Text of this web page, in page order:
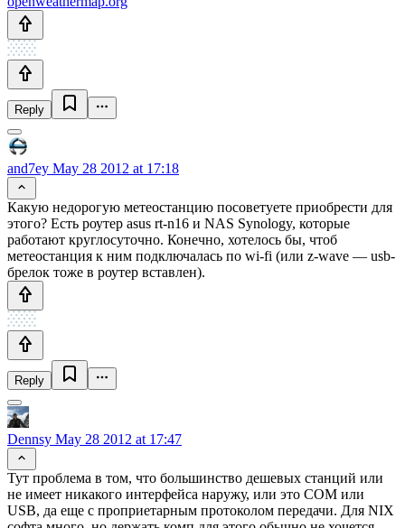
Reply
and7ey May 28 2012 at 17:18
Какую недорогую метеостанцию посоветуете приобрести для
этого? Есть роутер asus rt-n16 и NAS Synology, которые
работают круглосуточно. Конечно, хотелось бы, чтоб
метеостанция к ним подключалась по wi-fi (или z-wave — usb-
брелок тоже в роутер вставлен).
Reply
Dennsy May 28 2012 at 17:47
Тут проблема в том, что большинство дешевых станций или
не имеет никакого интерфейса наружу, или это СОМ или
USB, да еще с проприетарным протоколом передачи. Для NIX